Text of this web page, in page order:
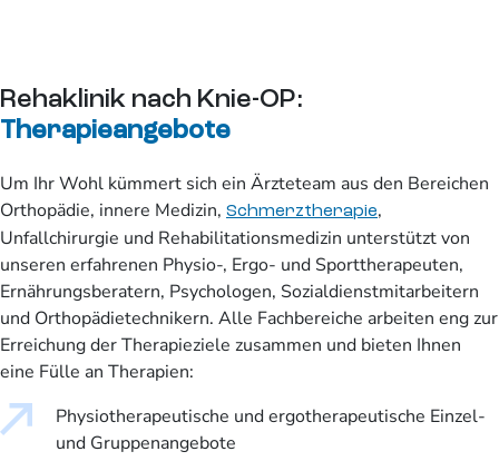
Rehaklinik nach Knie-OP:
Therapieangebote
Um Ihr Wohl kümmert sich ein Ärzteteam aus den Bereichen
Orthopädie, innere Medizin, Schmerztherapie,
Unfallchirurgie und Rehabilitationsmedizin unterstützt von
unseren erfahrenen Physio-, Ergo- und Sporttherapeuten,
Ernährungsberatern, Psychologen, Sozialdienstmitarbeitern
und Orthopädietechnikern. Alle Fachbereiche arbeiten eng zur
Erreichung der Therapieziele zusammen und bieten Ihnen
eine Fülle an Therapien:
Physiotherapeutische und ergotherapeutische Einzel-
und Gruppenangebote